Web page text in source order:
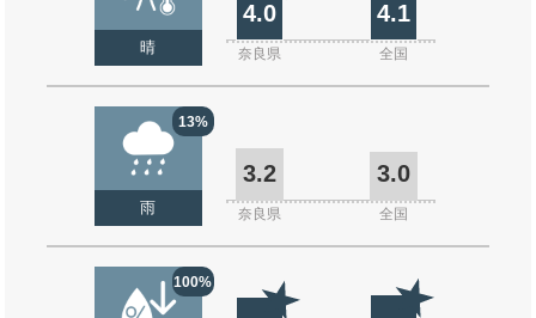
晴
4.0 4.1
奈良県 全国
13%
雨
3.2 3.0
奈良県 全国
100%